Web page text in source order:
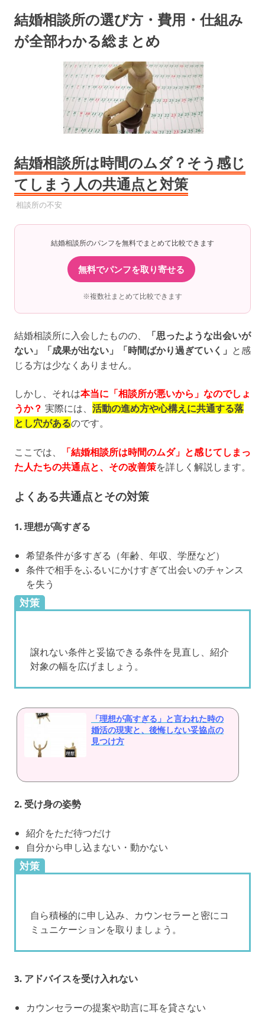
結婚相談所の選び方・費用・仕組み
が全部わかる総まとめ
結婚相談所は時間のムダ？そう感じ
てしまう人の共通点と対策
2025年7月12日
YYYPRO
相談所の不安
結婚相談所のパンフを無料でまとめて比較できます
無料でパンフを取り寄せる
※複数社まとめて比較できます
結婚相談所に入会したものの、
「思ったような出会いが
ない」「成果が出ない」「時間ばかり過ぎていく」 と感
じる方は少なくありません。
しかし、それは本当に「相談所が悪いから」なのでしょ
うか？ 実際には、 活動の進め方や心構えに共通する落
とし穴があるのです。
ここでは、
「結婚相談所は時間のムダ」と感じてしまっ
た人たちの共通点と、その改善策を詳しく解説します。
よくある共通点とその対策
1. 理想が高すぎる
希望条件が多すぎる（年齢、年収、学歴など）
条件で相手をふるいにかけすぎて出会いのチャンス
を失う
対策
譲れない条件と妥協できる条件を見直し、紹介
対象の幅を広げましょう。
「理想が高すぎる」と言われた時の
婚活の現実と、後悔しない妥協点の
見つけ方
2. 受け身の姿勢
紹介をただ待つだけ
自分から申し込まない・動かない
対策
自ら積極的に申し込み、カウンセラーと密にコ
ミュニケーションを取りましょう。
3. アドバイスを受け入れない
カウンセラーの提案や助言に耳を貸さない